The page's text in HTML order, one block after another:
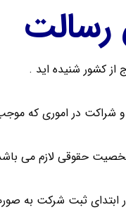
از کشور شنیده اید .
ثبت شرکت به